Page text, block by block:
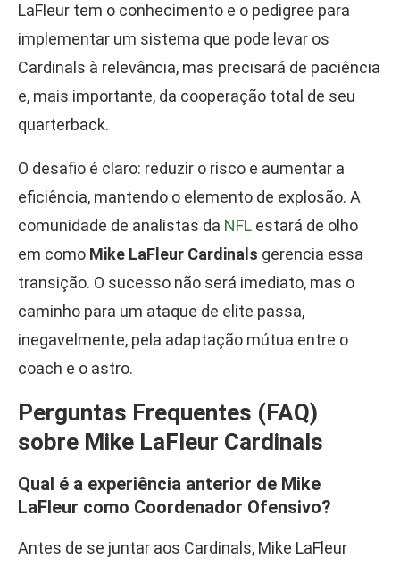
LaFleur tem o conhecimento e o pedigree para
implementar um sistema que pode levar os
Cardinals à relevância, mas precisará de paciência
e, mais importante, da cooperação total de seu
quarterback.
O desafio é claro: reduzir o risco e aumentar a
eficiência, mantendo o elemento de explosão. A
comunidade de analistas da NFL estará de olho
em como Mike LaFleur Cardinals gerencia essa
transição. O sucesso não será imediato, mas o
caminho para um ataque de elite passa,
inegavelmente, pela adaptação mútua entre o
coach e o astro.
Perguntas Frequentes (FAQ)
sobre Mike LaFleur Cardinals
Qual é a experiência anterior de Mike
LaFleur como Coordenador Ofensivo?
Antes de se juntar aos Cardinals, Mike LaFleur